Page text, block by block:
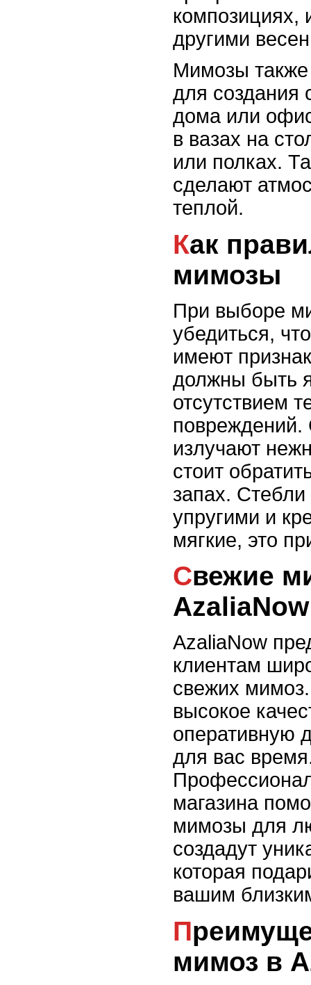
композициях,
другими
Мимозы также
для создания
дома или
в вазах на
или полках.
сделают
теплой.
Как правильно выбрать
мимозы
При выборе
убедиться,
имеют
должны быть
отсутствием
излучают
стоит
запах.
упругими и
мягкие, это
Свежие мимозы от
AzaliaNow
AzaliaNow
клиентам
свежих
высокое
оперативную
для вас
магазина
мимозы для
создадут
которая
вашим
Преимущества покупки
мимоз в